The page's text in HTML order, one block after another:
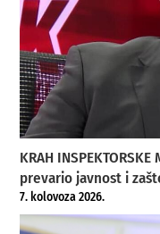
KRAH
prevario javnost i
7. kolovoza 2026.